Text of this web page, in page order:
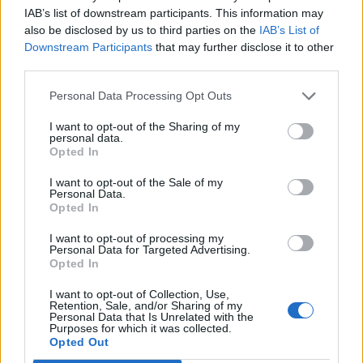
IAB’s list of downstream participants. This information may
also be disclosed by us to third parties on the IAB’s List of
Downstream Participants that may further disclose it to other
Personal Data Processing Opt Outs
I want to opt-out of the Sharing of my
personal data.
Opted In
I want to opt-out of the Sale of my
Personal Data.
Opted In
I want to opt-out of processing my
Personal Data for Targeted Advertising.
Opted In
I want to opt-out of Collection, Use,
Retention, Sale, and/or Sharing of my
Personal Data that Is Unrelated with the
Purposes for which it was collected.
Opted Out
για την ανάπτυξη προηγμένων αμυντικών
τεχνολογιών
07/08/2026 - 16:11 ΕΠΙΧΕΙΡΗΣΕΙΣ
1,1534 δολάρια
Χρηματιστήριο: Στις 2.623,19 μονάδες ο Γενικός
07/08/2026 - 15:21 ΟΙΚΟΝΟΜΙΑ
Νέο κύμα καύσωνα στην Ευρώπη – Θερμοκρασίες
άνω των 40°C σε Ιταλία, Ισπανία και Βαλκάνια
07/08/2026 - 14:58 ΚΟΣΜΟΣ
Fourlis: Συμφωνία για την πώληση συμμετοχής στο
Sofia South Ring Mall έναντι 49,35 εκατ. ευρώ
07/08/2026 - 14:39 ΕΠΙΧΕΙΡΗΣΕΙΣ
ΥΠΠΟ: Επιχορηγήσεις 1.106.000 ευρώ για την